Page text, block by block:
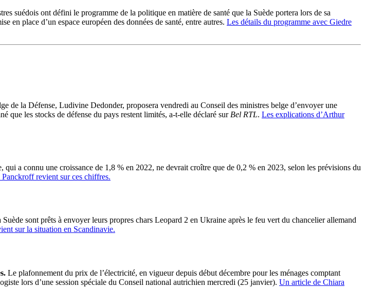
suédois ont défini le programme de la politique en matière de santé que la Suède portera lors de sa
en place d’un espace européen des données de santé, entre autres. Les détails du programme avec Giedre
de la Défense, Ludivine Dedonder, proposera vendredi au Conseil des ministres belge d’envoyer une
que les stocks de défense du pays restent limités, a-t-elle déclaré sur Bel RTL. Les explications d’Arthur
qui a connu une croissance de 1,8 % en 2022, ne devrait croître que de 0,2 % en 2023, selon les prévisions du
Panckroff revient sur ces chiffres.
sont prêts à envoyer leurs propres chars Leopard 2 en Ukraine après le feu vert du chancelier allemand
sur la situation en Scandinavie.
Le plafonnement du prix de l’électricité, en vigueur depuis début décembre pour les ménages comptant
lors d’une session spéciale du Conseil national autrichien mercredi (25 janvier). Un article de Chiara